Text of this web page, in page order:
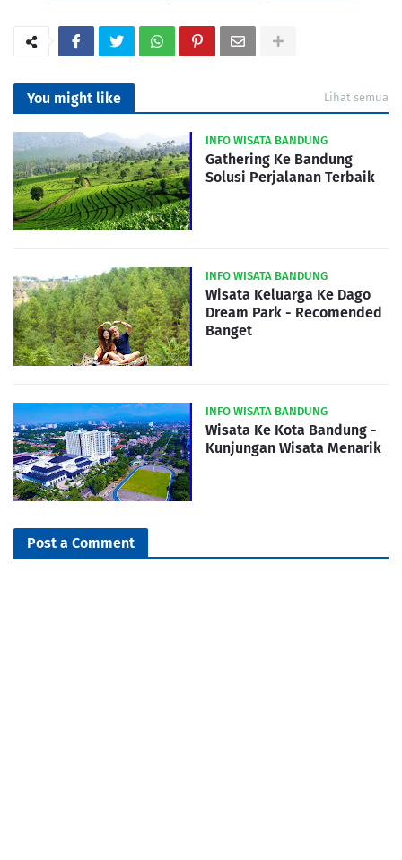
You might like Lihat semua
INFO WISATA BANDUNG
Gathering Ke Bandung
Solusi Perjalanan Terbaik
INFO WISATA BANDUNG
Wisata Keluarga Ke Dago
Dream Park - Recomended
Banget
INFO WISATA BANDUNG
Wisata Ke Kota Bandung -
Kunjungan Wisata Menarik
Post a Comment